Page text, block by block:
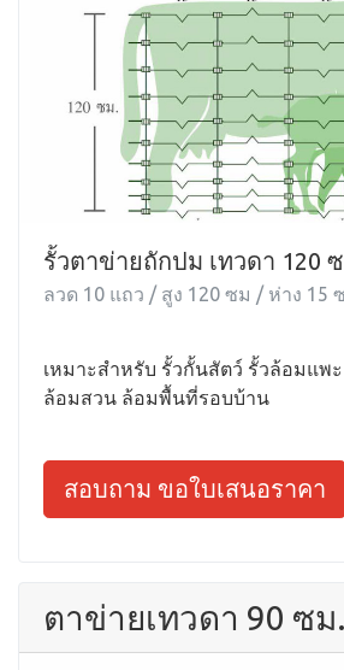
รั้วตาข่ายถักปม เทวดา 120
ลวด 10 แถว / สูง 120 ซม / ห่าง 15
เหมาะสำหรับ รั้วกั้นสัตว์ รั้วล้อมแพ
ล้อมสวน ล้อมพื้นที่รอบบ้าน
สอบถาม ขอใบเสนอราคา
ตาข่ายเทวดา 90 ซม.